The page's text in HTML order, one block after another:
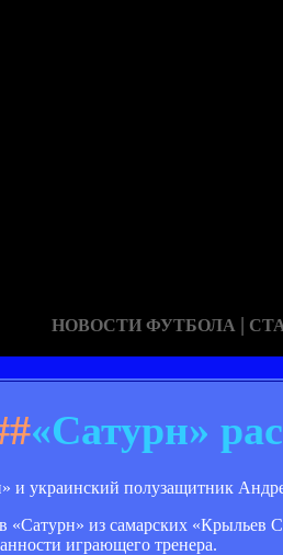
НОВОСТИ ФУТБОЛА |
«Сатурн»
и украинский полузащитник
«Сатурн» из самарских «Крыльев
играющего тренера.